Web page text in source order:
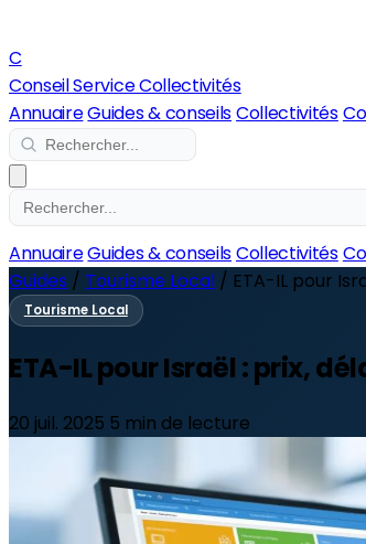
C
Conseil Service Collectivités
AnnuaireGuides & conseilsCollectivités
AnnuaireGuides & conseilsCollectivités
Guides / Tourisme Local / ETA-IL pour
Tourisme Local
ETA-IL pour Israël : prix,
20 juil. 2025 5 min de lecture